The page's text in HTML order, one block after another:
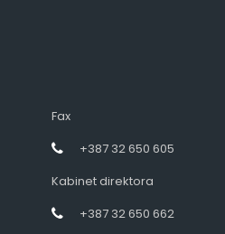
Fax
+387 32 650 605
Kabinet direktora
+387 32 650 662